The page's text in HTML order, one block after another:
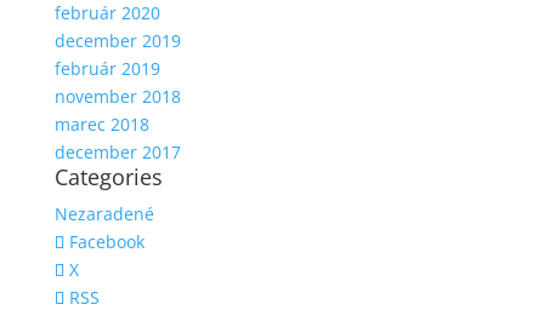
február 2020
december 2019
február 2019
november 2018
marec 2018
december 2017
Categories
Nezaradené
Facebook
X
RSS